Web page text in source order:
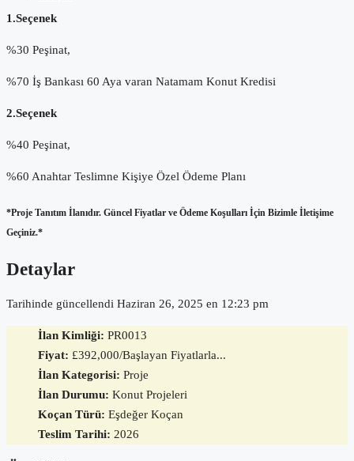
1.Seçenek
%30 Peşinat,
%70 İş Bankası 60 Aya varan Natamam Konut Kredisi
2.Seçenek
%40 Peşinat,
%60 Anahtar Teslimne Kişiye Özel Ödeme Planı
*Proje Tanıtım İlanıdır. Güncel Fiyatlar ve Ödeme Koşulları İçin Bizimle İletişime
Geçiniz.*
Detaylar
Tarihinde güncellendi Haziran 26, 2025 en 12:23 pm
İlan Kimliği: PR0013
Fiyat: £392,000/Başlayan Fiyatlarla...
İlan Kategorisi: Proje
İlan Durumu: Konut Projeleri
Koçan Türü: Eşdeğer Koçan
Teslim Tarihi: 2026